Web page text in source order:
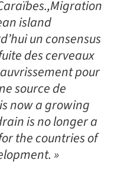
island
un consensus
des cerveaux
pour
source de
now a growing
is no longer a
the countries of
»